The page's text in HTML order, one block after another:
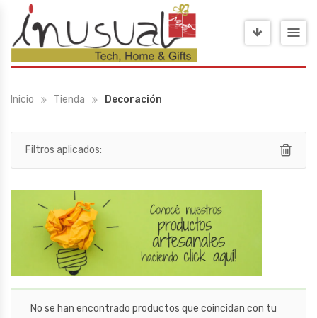
Inicio Tienda Decoración
Filtros aplicados:
No se han encontrado productos que coincidan con tu